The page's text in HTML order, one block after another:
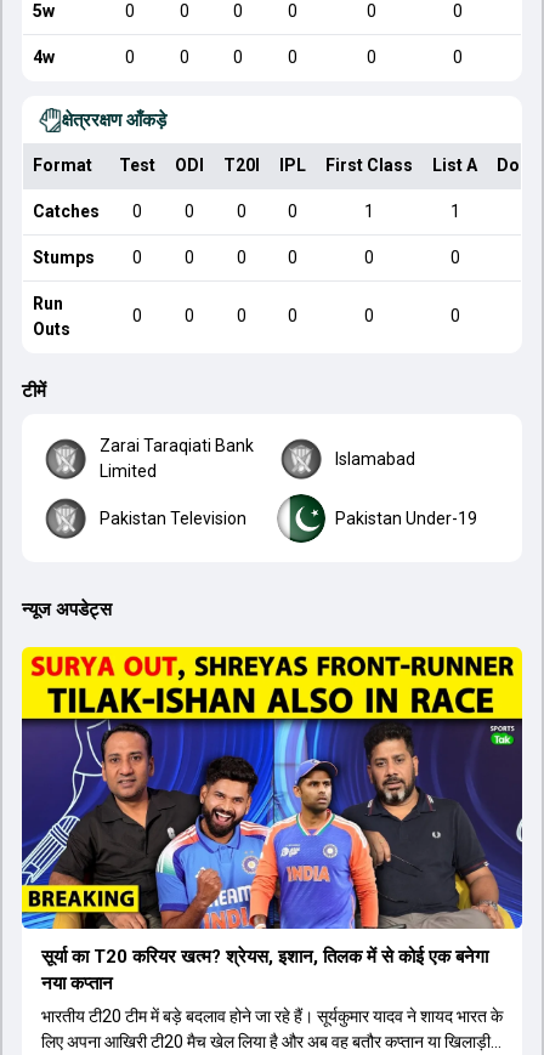
5w 0 0 0 0 0 0
4w 0 0 0 0 0 0
क्षेत्ररक्षण आँकड़े
Format Test ODI T20I IPL First Class List A
Catches 0 0 0 0 1 1
Stumps 0 0 0 0 0 0
Run
Outs
0 0 0 0 0 0
टीमें
Zarai Taraqiati Bank
Limited
Islamabad
Pakistan Television Pakistan Under-19
न्यूज अपडेट्स
सूर्या का T20 करियर खत्म? श्रेयस, इशान, तिलक में से कोई एक बनेगा
नया कप्तान
भारतीय टी20 टीम में बड़े बदलाव होने जा रहे हैं। सूर्यकुमार यादव ने शायद भारत के
लिए अपना आखिरी टी20 मैच खेल लिया है और अब वह बतौर कप्तान या खिलाड़ी